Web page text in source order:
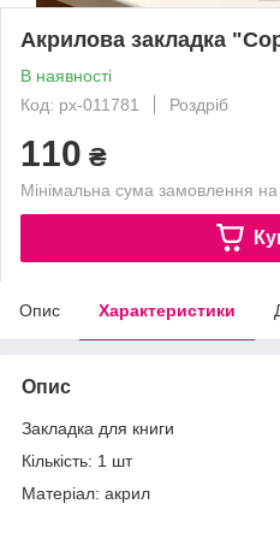
Акрилова закладка
В наявності
Код: px-011781
Роздріб
110 ₴
Мінімальна сума замовлення
Опис Характеристики
Опис
Закладка для книги
Кількість: 1 шт
Матеріал: акрил